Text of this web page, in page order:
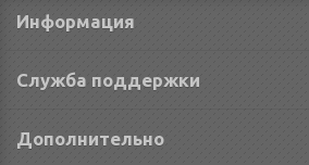
Информация
Служба поддержки
Дополнительно